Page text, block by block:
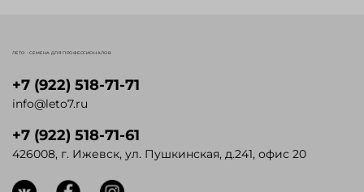
+7 (922) 518-71-71
info@leto7.ru
+7 (922) 518-71-61
426008, г. Ижевск, ул. Пушкинская, д.241, офис 20
ЛЕТО - СЕМЕНА ДЛЯ ПРОФЕССИОНАЛОВ